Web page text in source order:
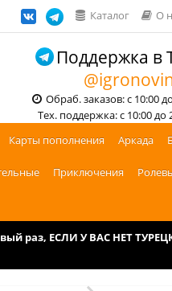
Каталог О
Поддержка в
Обраб. заказов: с 10:00
Тех. поддержка: с 10:00 до
Карты пополнения Аркада
Приключения
раз, ЕСЛИ У ВАС НЕТ